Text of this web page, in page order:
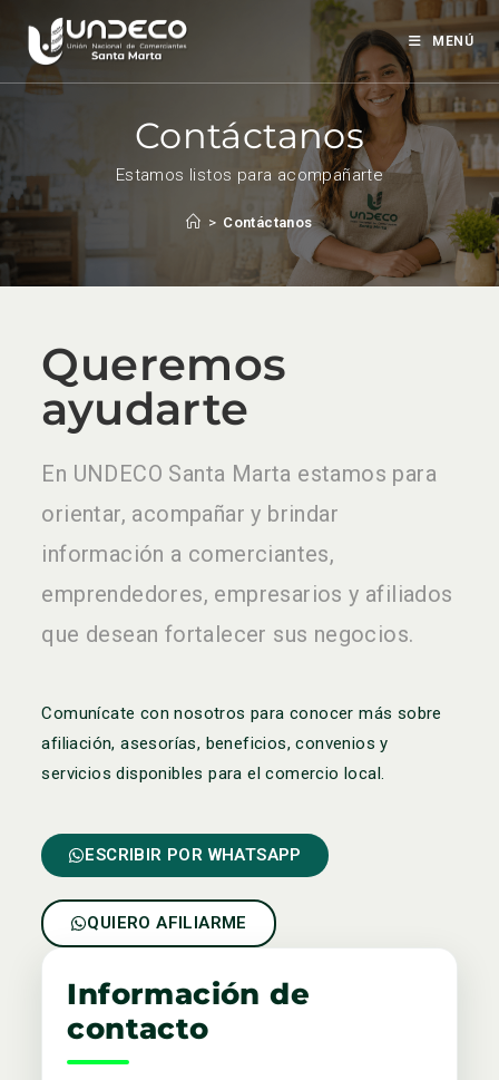
MENÚ
Contáctanos
Estamos listos para acompañarte
> Contáctanos
Queremos
ayudarte
En UNDECO Santa Marta estamos para
orientar, acompañar y brindar
información a comerciantes,
emprendedores, empresarios y afiliados
que desean fortalecer sus negocios.
Comunícate con nosotros para conocer más sobre
afiliación, asesorías, beneficios, convenios y
servicios disponibles para el comercio local.
ESCRIBIR POR WHATSAPP
QUIERO AFILIARME
Información de
contacto